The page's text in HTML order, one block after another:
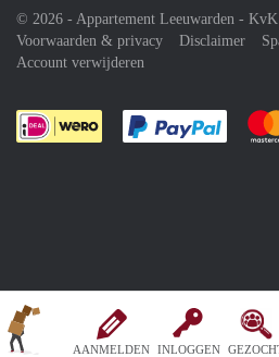
AANMELDEN INLOGGEN
© 2026 - Appartement Leeuwarden -
Voorwaarden & privacy
Disclaimer
Account verwijderen
Je